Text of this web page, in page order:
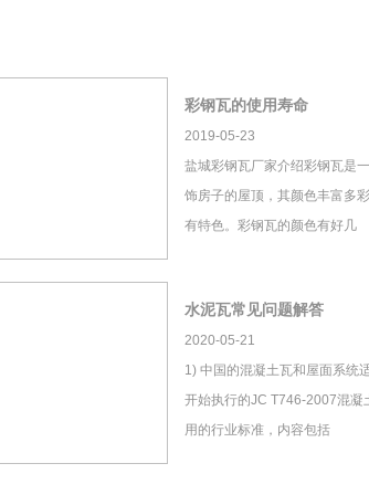
彩钢瓦的使用寿命
2019-05-23
盐城彩钢瓦厂家介绍彩钢瓦是
饰房子的屋顶，其颜色丰富多
有特色。彩钢瓦的颜色有好几
水泥瓦常见问题解答
2020-05-21
1) 中国的混凝土瓦和屋面系统
开始执行的JC T746-2007混凝
用的行业标准，内容包括